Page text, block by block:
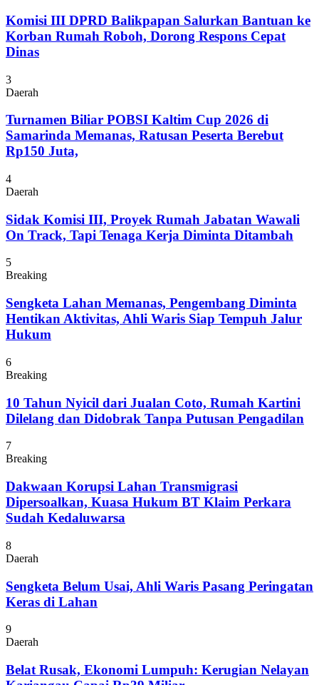
Komisi III DPRD Balikpapan Salurkan Bantuan ke
Korban Rumah Roboh, Dorong Respons Cepat
Dinas
3
Daerah
Turnamen Biliar POBSI Kaltim Cup 2026 di
Samarinda Memanas, Ratusan Peserta Berebut
Rp150 Juta,
4
Daerah
Sidak Komisi III, Proyek Rumah Jabatan Wawali
On Track, Tapi Tenaga Kerja Diminta Ditambah
5
Breaking
Sengketa Lahan Memanas, Pengembang Diminta
Hentikan Aktivitas, Ahli Waris Siap Tempuh Jalur
Hukum
6
Breaking
10 Tahun Nyicil dari Jualan Coto, Rumah Kartini
Dilelang dan Didobrak Tanpa Putusan Pengadilan
7
Breaking
Dakwaan Korupsi Lahan Transmigrasi
Dipersoalkan, Kuasa Hukum BT Klaim Perkara
Sudah Kedaluwarsa
8
Daerah
Sengketa Belum Usai, Ahli Waris Pasang Peringatan
Keras di Lahan
9
Daerah
Belat Rusak, Ekonomi Lumpuh: Kerugian Nelayan